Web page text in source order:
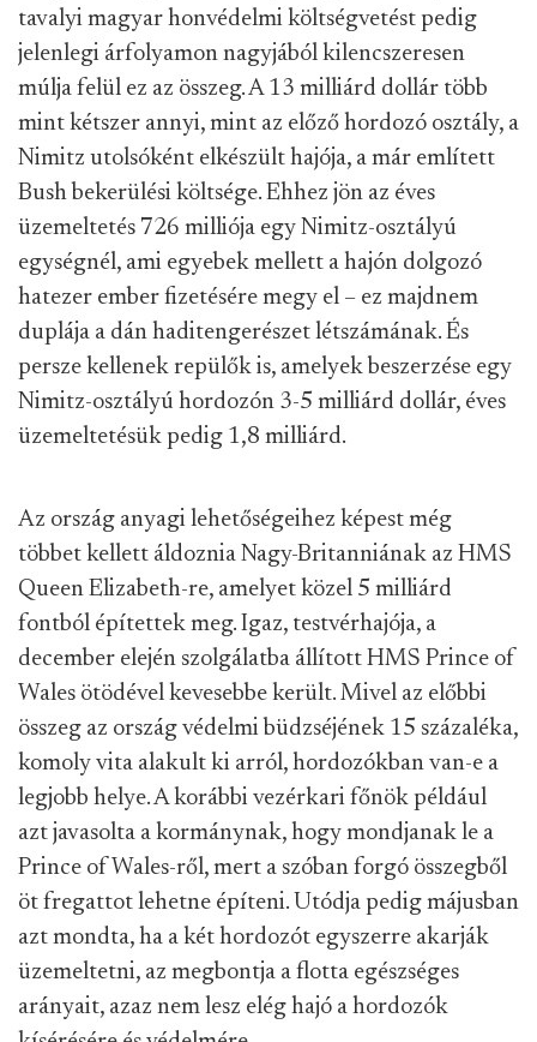
tavalyi magyar honvédelmi költségvetést pedig
jelenlegi árfolyamon nagyjából kilencszeresen
múlja felül ez az összeg. A 13 milliárd dollár több
mint kétszer annyi, mint az előző hordozó osztály, a
Nimitz utolsóként elkészült hajója, a már említett
Bush bekerülési költsége. Ehhez jön az éves
üzemeltetés 726 milliója egy Nimitz-osztályú
egységnél, ami egyebek mellett a hajón dolgozó
hatezer ember fizetésére megy el – ez majdnem
duplája a dán haditengerészet létszámának. És
persze kellenek repülők is, amelyek beszerzése egy
Nimitz-osztályú hordozón 3-5 milliárd dollár, éves
üzemeltetésük pedig 1,8 milliárd.
Az ország anyagi lehetőségeihez képest még
többet kellett áldoznia Nagy-Britanniának az HMS
Queen Elizabeth-re, amelyet közel 5 milliárd
fontból építettek meg. Igaz, testvérhajója, a
december elején szolgálatba állított HMS Prince of
Wales ötödével kevesebbe került. Mivel az előbbi
összeg az ország védelmi büdzséjének 15 százaléka,
komoly vita alakult ki arról, hordozókban van-e a
legjobb helye. A korábbi vezérkari főnök például
azt javasolta a kormánynak, hogy mondjanak le a
Prince of Wales-ről, mert a szóban forgó összegből
öt fregattot lehetne építeni. Utódja pedig májusban
azt mondta, ha a két hordozót egyszerre akarják
üzemeltetni, az megbontja a flotta egészséges
arányait, azaz nem lesz elég hajó a hordozók